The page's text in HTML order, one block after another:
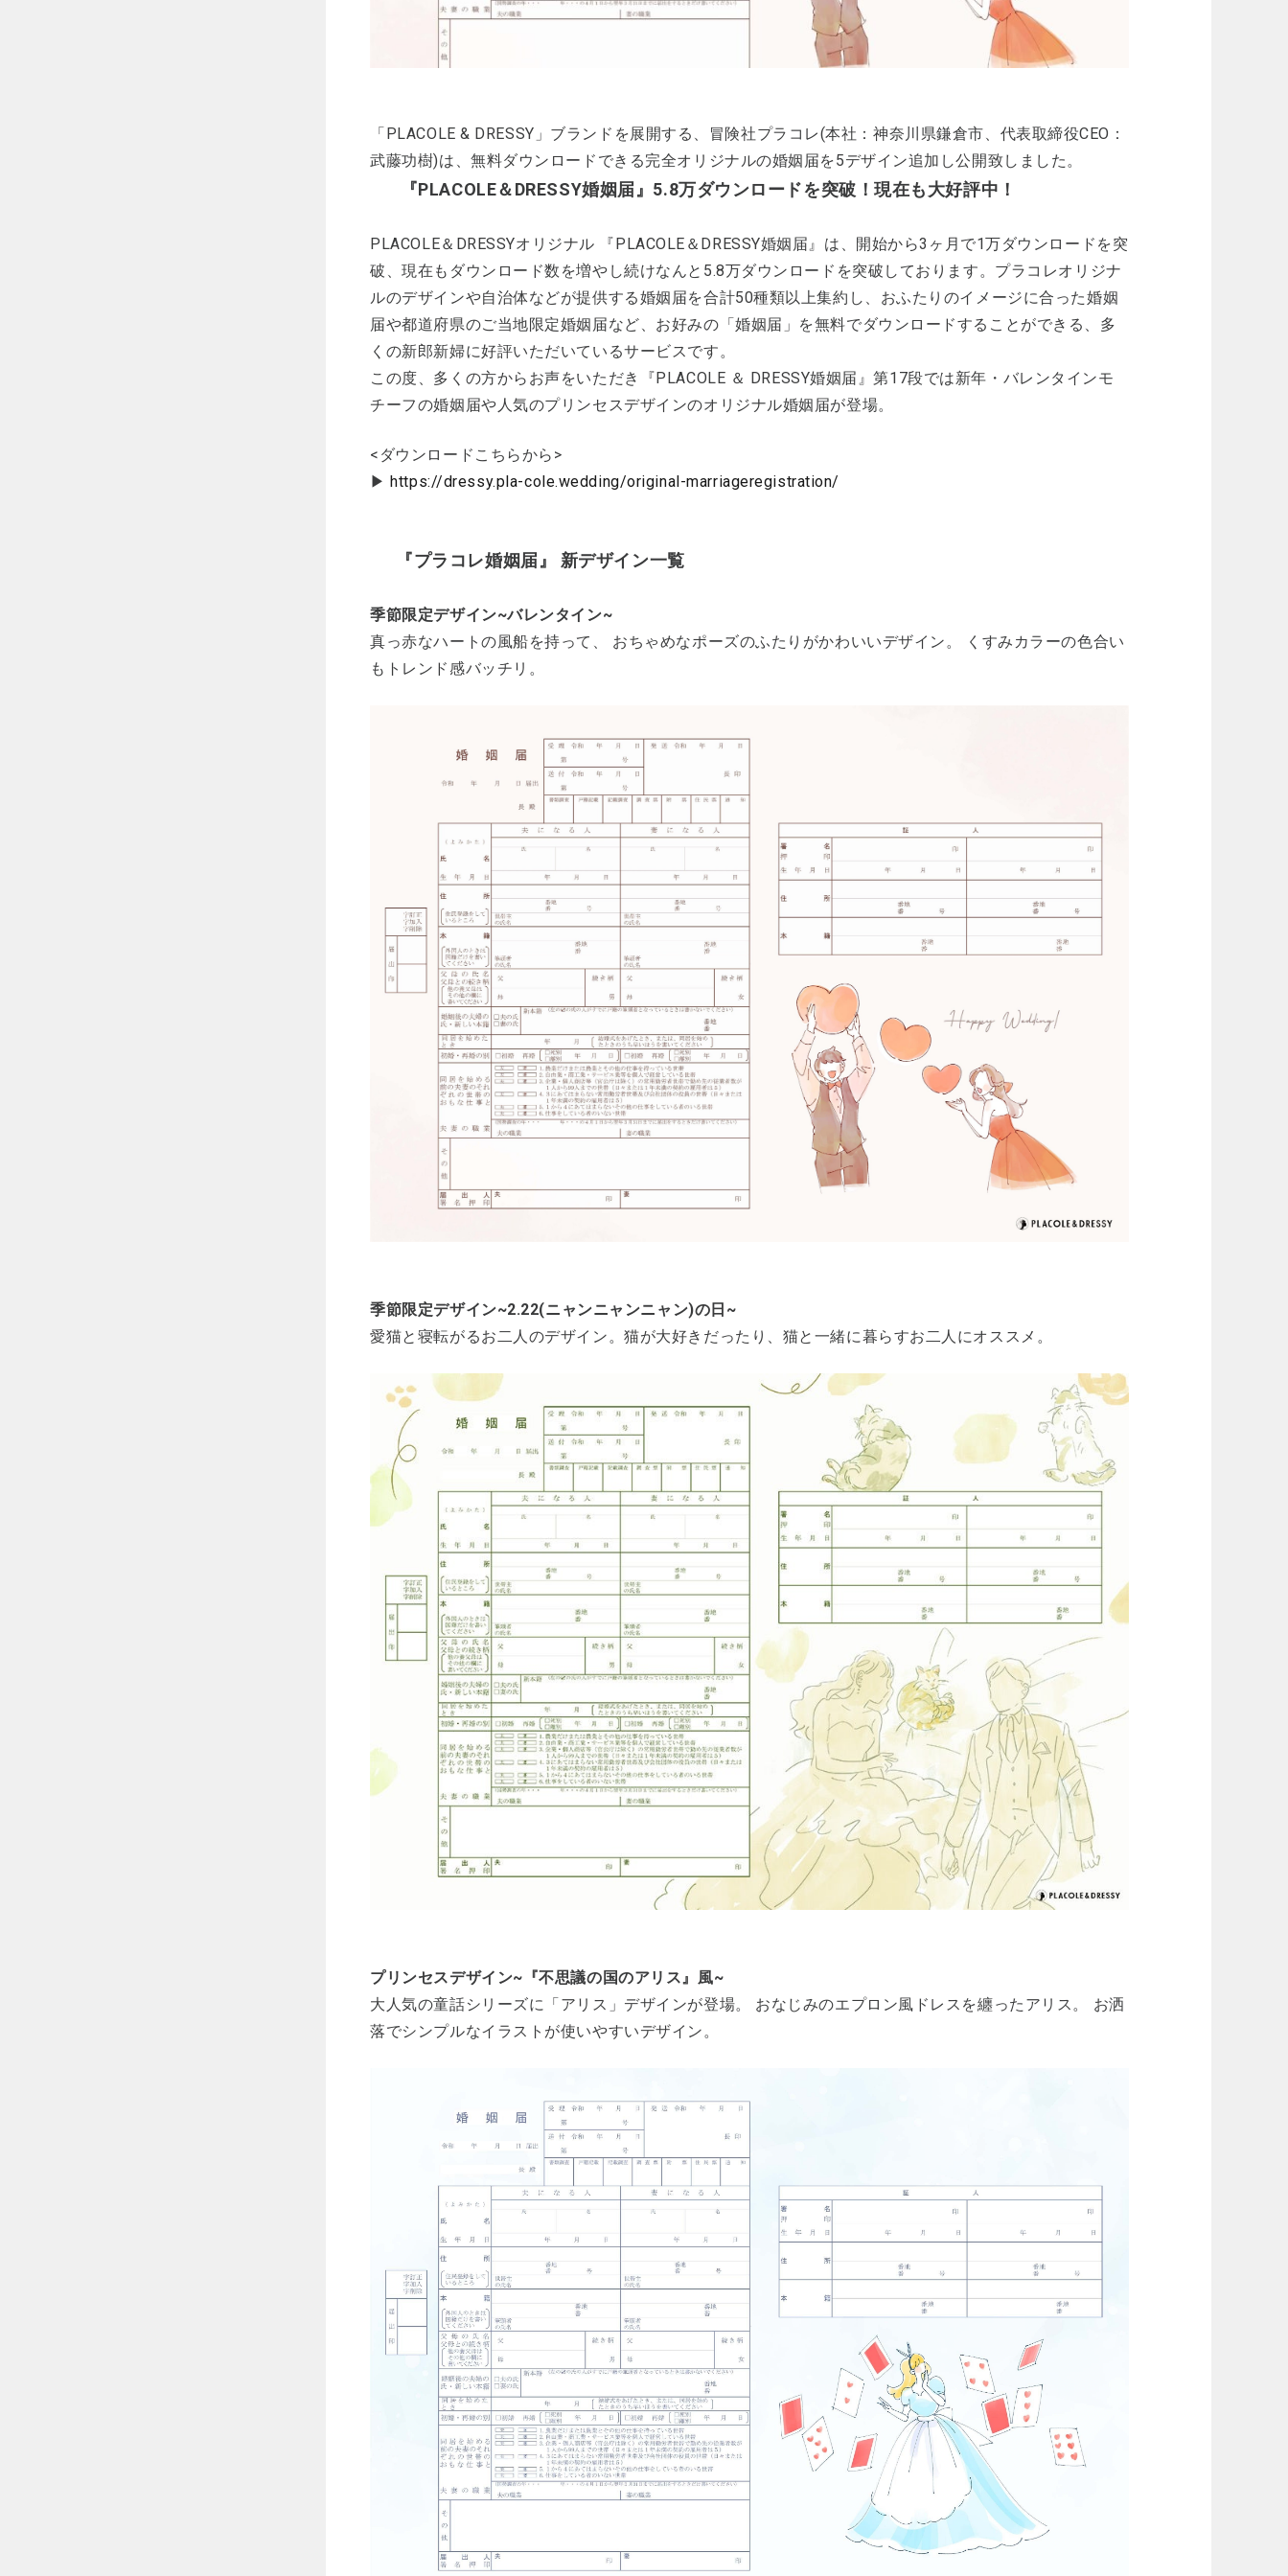
「PLACOLE & DRESSY」ブランドを展開する、冒険社プラコレ(本社：神奈川県鎌倉市、代表取締役CEO：
武藤功樹)は、無料ダウンロードできる完全オリジナルの婚姻届を5デザイン追加し公開致しました。
『PLACOLE＆DRESSY婚姻届』5.8万ダウンロードを突破！現在も大好評中！
PLACOLE＆DRESSYオリジナル 『PLACOLE＆DRESSY婚姻届』は、開始から3ヶ月で1万ダウンロードを突
破、現在もダウンロード数を増やし続けなんと5.8万ダウンロードを突破しております。プラコレオリジナ
ルのデザインや自治体などが提供する婚姻届を合計50種類以上集約し、おふたりのイメージに合った婚姻
届や都道府県のご当地限定婚姻届など、お好みの「婚姻届」を無料でダウンロードすることができる、多
くの新郎新婦に好評いただいているサービスです。
この度、多くの方からお声をいただき『PLACOLE ＆ DRESSY婚姻届』第17段では新年・バレンタインモ
チーフの婚姻届や人気のプリンセスデザインのオリジナル婚姻届が登場。
<ダウンロードこちらから>
▶ https://dressy.pla-cole.wedding/original-marriageregistration/
『プラコレ婚姻届』 新デザイン一覧
季節限定デザイン~バレンタイン~
真っ赤なハートの風船を持って、 おちゃめなポーズのふたりがかわいいデザイン。 くすみカラーの色合い
もトレンド感バッチリ。
季節限定デザイン~2.22(ニャンニャンニャン)の日~
愛猫と寝転がるお二人のデザイン。猫が大好きだったり、猫と一緒に暮らすお二人にオススメ。
プリンセスデザイン~『不思議の国のアリス』風~
大人気の童話シリーズに「アリス」デザインが登場。 おなじみのエプロン風ドレスを纏ったアリス。 お洒
落でシンプルなイラストが使いやすいデザイン。